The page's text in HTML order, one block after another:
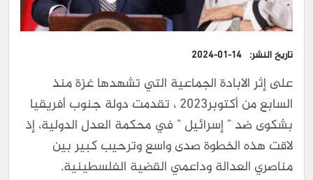
تاريخ النشر: 2024-01-14
على إثر الابادة الجماعية التي تشهدها غزة منذ
السابع من أكتوبر2023 ، تقدمت دولة جنوب أفريقيا
بشكوى ضد " إسرائيل " في محكمة العدل الدولية، إذ
لاقت هذه الخطوة صدى واسع وترحيب كبير بين
مناصري العدالة وداعمي القضية الفلسطينية.